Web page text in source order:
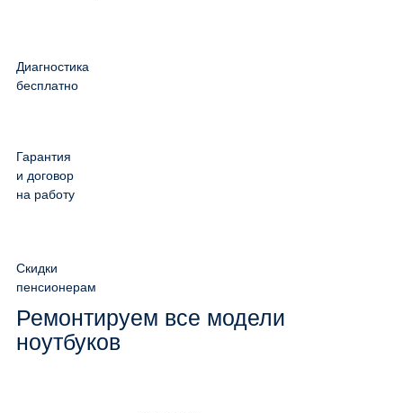
Диагностика
бесплатно
Гарантия
и договор
на работу
Скидки
пенсионерам
Ремонтируем все модели
ноутбуков